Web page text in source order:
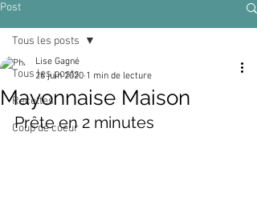
Post
Tous les posts
Recettes
Coup de coeur
Tous les posts
Mayonnaise Maison
Lise Gagné
26 juin 2020 1 min de lecture
Prête en 2 minutes